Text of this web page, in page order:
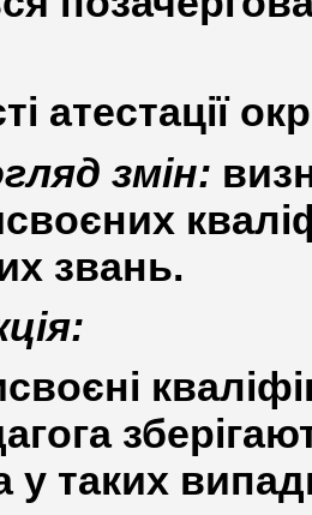
атестації
змін:
звань.
у таких